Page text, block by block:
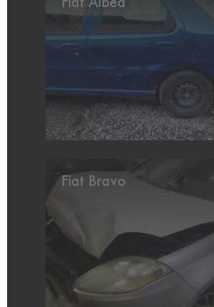
Fiat Albea
Fiat Bravo